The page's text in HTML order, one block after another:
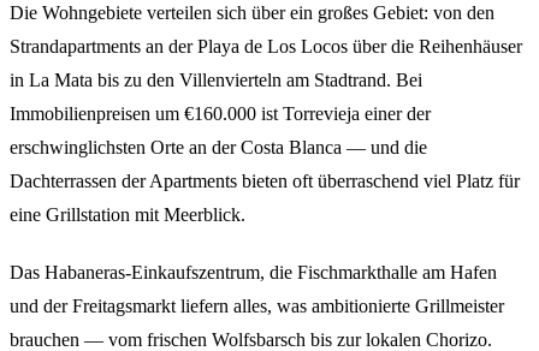
Die Wohngebiete verteilen sich über ein großes Gebiet: von den
Strandapartments an der Playa de Los Locos über die Reihenhäuser
in La Mata bis zu den Villenvierteln am Stadtrand. Bei
Immobilienpreisen um €160.000 ist Torrevieja einer der
erschwinglichsten Orte an der Costa Blanca — und die
Dachterrassen der Apartments bieten oft überraschend viel Platz für
eine Grillstation mit Meerblick.
Das Habaneras-Einkaufszentrum, die Fischmarkthalle am Hafen
und der Freitagsmarkt liefern alles, was ambitionierte Grillmeister
brauchen — vom frischen Wolfsbarsch bis zur lokalen Chorizo.